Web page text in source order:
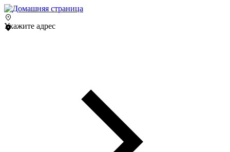
Укажите адрес